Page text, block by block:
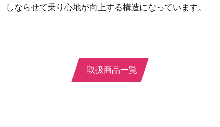
しならせて乗り心地が向上する構造になっています。
取扱商品一覧